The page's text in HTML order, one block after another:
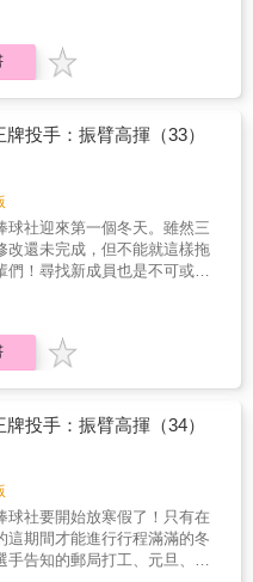
校青春群像劇！▼ 獨特的舞蹈
聽得見「聲音」的漫畫...！下
！▼ 人氣聲優內山昂輝配音PV
一凜高中舞蹈社，迎來本年度
。會場上，被初次遇見的他校
花木，緊張感無所遁形。 更糟
誤認為是，去年以壓倒性舞技
凜高中舞蹈社前輩嚴島伊折，
盯上。 重重壓力堆疊之下，花
田特訓的成果──白熱化的舞蹈
牌投手：振臂高揮（33）
球社迎來第一個冬天。雖然三
改還未完成，但不能就這樣拖
們！尋找新成員也是不可或缺
要開始了！
牌投手：振臂高揮（34）
球社要開始放寒假了！只有在
這期間才能進行行程滿滿的冬
手告知的郵局打工、元旦、新